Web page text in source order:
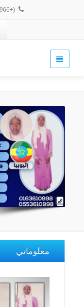
(+966) 0553610998
معلوماتي